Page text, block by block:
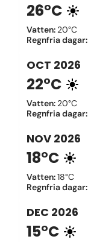
26°C
Vatten: 20°C
Regnfria dagar:
OCT 2026
22°C
Vatten: 20°C
Regnfria dagar:
NOV 2026
18°C
Vatten:18°C
Regnfria dagar:
DEC 2026
15°C